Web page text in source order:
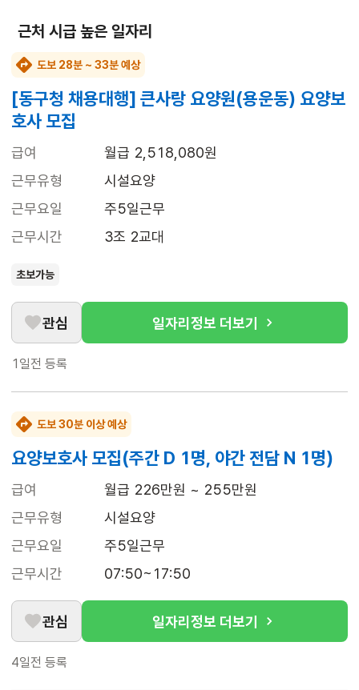
근처 시급 높은 일자리
도보 28분 ~ 33분 예상
[동구청 채용대행] 큰사랑 요양원(용운동) 요양보
호사 모집
급여
월급 2,518,080원
근무유형
시설요양
근무요일
주5일근무
근무시간
3조 2교대
초보가능
관심 일자리정보 더보기
1일전 등록
도보 30분 이상 예상
요양보호사 모집(주간 D 1명, 야간 전담 N 1명)
급여
월급 226만원 ~ 255만원
근무유형
시설요양
근무요일
주5일근무
근무시간
07:50~17:50
관심 일자리정보 더보기
4일전 등록